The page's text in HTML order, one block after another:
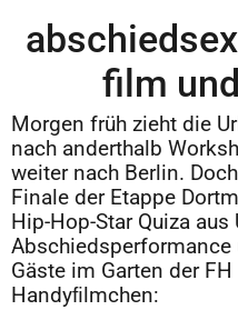
film
Morgen früh zieht die
nach anderthalb
weiter nach Berlin.
Finale der Etappe
Hip-Hop-Star Quiza
Gäste im Garten der
Handyﬁlmchen: